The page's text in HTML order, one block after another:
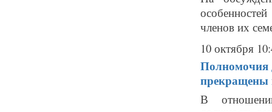
членов их
10 октября
Полномочия
прекращены
В